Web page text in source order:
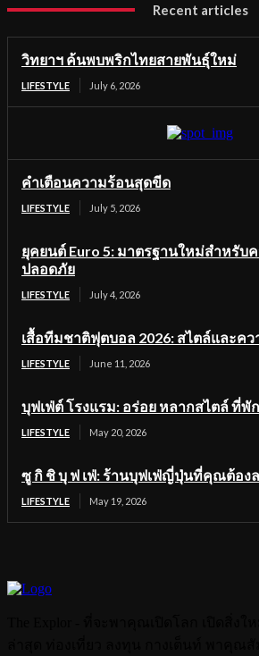
Recent articles
วิทยาฯ ค้นพบพริกไทยสายพันธุ์ใหม่
LIFESTYLE July 6, 2026
คำเตือนความร้อนสุดขีด
LIFESTYLE July 5, 2026
ยุคยนต์ Euro 5: มาตรฐานใหม่สำหรับ
ปลอดภัย
LIFESTYLE July 4, 2026
เสื้อทีมชาติฟุตบอล 2026: สไตล์และค
LIFESTYLE June 11, 2026
บุฟเฟ่ต์ โรงแรม: อร่อย หลากสไตล์ ที่พัก
LIFESTYLE May 20, 2026
ซู กิ ชิ บุ ฟ เฟ่: ร้านบุฟเฟ่ญี่ปุ่นที่คุณต้อง
LIFESTYLE May 19, 2026